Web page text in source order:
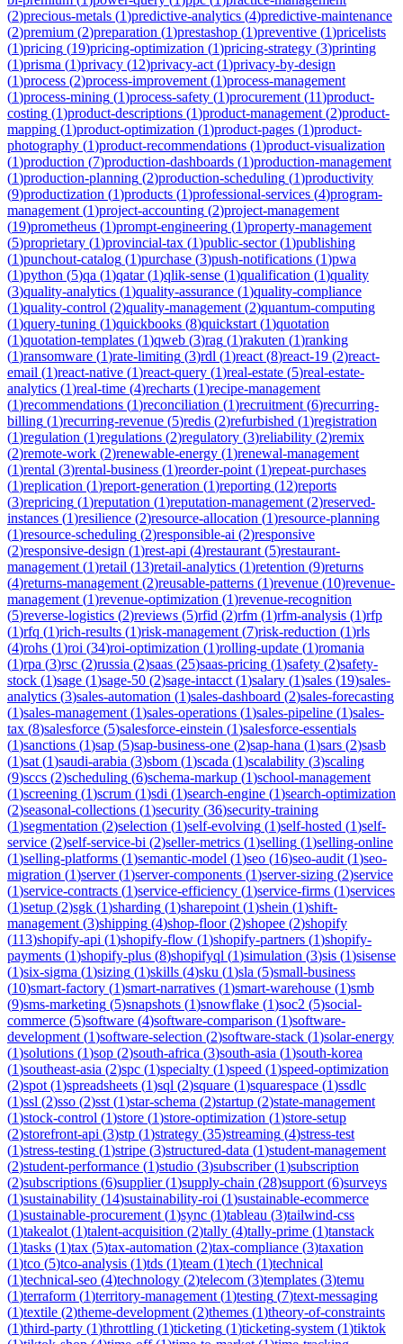
(2)precious-metals (1)predictive-analytics (4)predictive-maintenance
(2)premium (2)preparation (1)prestashop (1)preventive (1)pricelists
(1)pricing (19)pricing-optimization (1)pricing-strategy (3)printing
(1)prisma (1)privacy (12)privacy-act (1)privacy-by-design
(1)process (2)process-improvement (1)process-management
(1)process-mining (1)process-safety (1)procurement (11)product-
costing (1)product-descriptions (1)product-management (2)product-
mapping (1)product-optimization (1)product-pages (1)product-
photography (1)product-recommendations (1)product-visualization
(1)production (7)production-dashboards (1)production-management
(1)production-planning (2)production-scheduling (1)productivity
(9)productization (1)products (1)professional-services (4)program-
management (1)project-accounting (2)project-management
(19)prometheus (1)prompt-engineering (1)property-management
(5)proprietary (1)provincial-tax (1)public-sector(1)publishing
(1)punchout-catalog (1)purchase (3)push-notifications (1)pwa
(1)python (5)qa (1)qatar(1)qlik-sense (1)qualification (1)quality
(3)quality-analytics (1)quality-assurance (1)quality-compliance
(1)quality-control (2)quality-management (2)quantum-computing
(1)query-tuning (1)quickbooks (8)quickstart (1)quotation
(1)quotation-templates (1)qweb (3)rag (1)rakuten (1)ranking
(1)ransomware (1)rate-limiting (3)rdl (1)react (8)react-19 (2)react-
email (1)react-native (1)react-query (1)real-estate (5)real-estate-
analytics (1)real-time (4)recharts (1)recipe-management
(1)recommendations (1)reconciliation (1)recruitment (6)recurring-
billing (1)recurring-revenue (5)redis (2)refurbished (1)registration
(1)regulation (1)regulations (2)regulatory (3)reliability (2)remix
(2)remote-work (2)renewable-energy (1)renewal-management
(1)rental (3)rental-business (1)reorder-point (1)repeat-purchases
(1)replication (1)report-generation (1)reporting (12)reports
(3)repricing (1)reputation (1)reputation-management (2)reserved-
instances (1)resilience (2)resource-allocation (1)resource-planning
(1)resource-scheduling (2)responsible-ai (2)responsive
(2)responsive-design (1)rest-api (4)restaurant (5)restaurant-
management (1)retail (13)retail-analytics (1)retention (9)returns
(4)returns-management (2)reusable-patterns (1)revenue (10)revenue-
management (1)revenue-optimization (1)revenue-recognition
(5)reverse-logistics (2)reviews (5)rfid (2)rfm (1)rfm-analysis (1)rfp
(1)rfq (1)rich-results (1)risk-management (7)risk-reduction (1)rls
(4)rohs (1)roi (34)roi-optimization (1)rolling-update (1)romania
(1)rpa (3)rsc (2)russia (2)saas (25)saas-pricing (1)safety (2)safety-
stock (1)sage (1)sage-50 (2)sage-intacct (1)salary (1)sales (19)sales-
analytics (3)sales-automation (1)sales-dashboard (2)sales-forecasting
(1)sales-management (1)sales-operations (1)sales-pipeline (1)sales-
tax (8)salesforce (5)salesforce-einstein (1)salesforce-essentials
(1)sanctions (1)sap (5)sap-business-one (2)sap-hana (1)sars (2)sasb
(1)sat (1)saudi-arabia (3)sbom (1)scada (1)scalability (3)scaling
(9)sccs (2)scheduling (6)schema-markup (1)school-management
(1)screening (1)scrum (1)sdi (1)search-engine (1)search-optimization
(2)seasonal-collections (1)security (36)security-training
(1)segmentation (2)selection (1)self-evolving (1)self-hosted (1)self-
service (2)self-service-bi (2)seller-metrics (1)selling (1)selling-online
(1)selling-platforms (1)semantic-model (1)seo (16)seo-audit (1)seo-
migration (1)server(1)server-components (1)server-sizing (2)service
(1)service-contracts (1)service-efficiency (1)service-firms (1)services
(1)setup (2)sgk (1)sharding (1)sharepoint (1)shein (1)shift-
management (3)shipping (4)shop-floor(2)shopee (2)shopify
(113)shopify-api (1)shopify-flow (1)shopify-partners (1)shopify-
payments (1)shopify-plus (8)shopifyql (1)simulation (3)sis (1)sisense
(1)six-sigma (1)sizing (1)skills (4)sku (1)sla (5)small-business
(10)smart-factory (1)smart-narratives (1)smart-warehouse (1)smb
(9)sms-marketing (5)snapshots (1)snowflake (1)soc2 (5)social-
commerce (5)software (4)software-comparison (1)software-
development (1)software-selection (2)software-stack (1)solar-energy
(1)solutions (1)sop (2)south-africa (3)south-asia (1)south-korea
(1)southeast-asia (2)spc (1)specialty (1)speed (1)speed-optimization
(2)spot (1)spreadsheets (1)sql (2)square (1)squarespace (1)ssdlc
(1)ssl (2)sso (2)sst (1)star-schema (2)startup (2)state-management
(1)stock-control (1)store (1)store-optimization (1)store-setup
(2)storefront-api (3)stp (1)strategy (35)streaming (4)stress-test
(1)stress-testing (1)stripe (3)structured-data (1)student-management
(2)student-performance (1)studio (3)subscriber(1)subscription
(2)subscriptions (6)supplier(1)supply-chain (28)support (6)surveys
(1)sustainability (14)sustainability-roi (1)sustainable-ecommerce
(1)sustainable-procurement (1)sync (1)tableau (3)tailwind-css
(1)takealot (1)talent-acquisition (2)tally (4)tally-prime (1)tanstack
(1)tasks (1)tax (5)tax-automation (2)tax-compliance (3)taxation
(1)tco (5)tco-analysis (1)tds (1)team (1)tech (1)technical
(1)technical-seo (4)technology (2)telecom (3)templates (3)temu
(1)terraform (1)territory-management (1)testing (7)text-messaging
(1)textile (2)theme-development (2)themes (1)theory-of-constraints
(1)third-party (1)throttling (1)ticketing (1)ticketing-system (1)tiktok